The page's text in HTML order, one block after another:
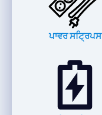
ਪਾਵਰ ਸਟ੍ਰਿਪਸ